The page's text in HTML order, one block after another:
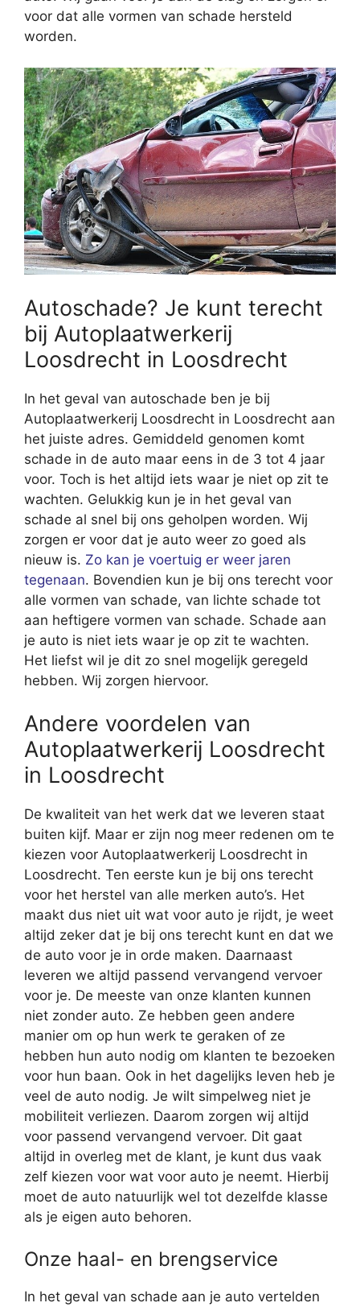
voor dat alle vormen van schade hersteld
worden.
Autoschade? Je kunt terecht
bij Autoplaatwerkerij
Loosdrecht in Loosdrecht
In het geval van autoschade ben je bij
Autoplaatwerkerij Loosdrecht in Loosdrecht aan
het juiste adres. Gemiddeld genomen komt
schade in de auto maar eens in de 3 tot 4 jaar
voor. Toch is het altijd iets waar je niet op zit te
wachten. Gelukkig kun je in het geval van
schade al snel bij ons geholpen worden. Wij
zorgen er voor dat je auto weer zo goed als
nieuw is. Zo kan je voertuig er weer jaren
tegenaan. Bovendien kun je bij ons terecht voor
alle vormen van schade, van lichte schade tot
aan heftigere vormen van schade. Schade aan
je auto is niet iets waar je op zit te wachten.
Het liefst wil je dit zo snel mogelijk geregeld
hebben. Wij zorgen hiervoor.
Andere voordelen van
Autoplaatwerkerij Loosdrecht
in Loosdrecht
De kwaliteit van het werk dat we leveren staat
buiten kijf. Maar er zijn nog meer redenen om te
kiezen voor Autoplaatwerkerij Loosdrecht in
Loosdrecht. Ten eerste kun je bij ons terecht
voor het herstel van alle merken auto’s. Het
maakt dus niet uit wat voor auto je rijdt, je weet
altijd zeker dat je bij ons terecht kunt en dat we
de auto voor je in orde maken. Daarnaast
leveren we altijd passend vervangend vervoer
voor je. De meeste van onze klanten kunnen
niet zonder auto. Ze hebben geen andere
manier om op hun werk te geraken of ze
hebben hun auto nodig om klanten te bezoeken
voor hun baan. Ook in het dagelijks leven heb je
veel de auto nodig. Je wilt simpelweg niet je
mobiliteit verliezen. Daarom zorgen wij altijd
voor passend vervangend vervoer. Dit gaat
altijd in overleg met de klant, je kunt dus vaak
zelf kiezen voor wat voor auto je neemt. Hierbij
moet de auto natuurlijk wel tot dezelfde klasse
als je eigen auto behoren.
Onze haal- en brengservice
In het geval van schade aan je auto vertelden